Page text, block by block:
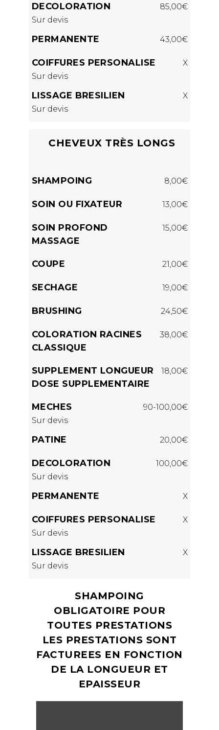
DECOLORATION
85,00€
Sur devis
PERMANENTE 43,00€
COIFFURES PERSONALISE
X
Sur devis
LISSAGE BRESILIEN
X
Sur devis
CHEVEUX TRÈS LONGS
SHAMPOING 8,00€
SOIN OU FIXATEUR 13,00€
SOIN PROFOND
MASSAGE
15,00€
COUPE 21,00€
SECHAGE 19,00€
BRUSHING 24,50€
COLORATION RACINES
CLASSIQUE
38,00€
SUPPLEMENT LONGUEUR
DOSE SUPPLEMENTAIRE
18,00€
MECHES
90-100,00€
Sur devis
PATINE 20,00€
DECOLORATION
100,00€
Sur devis
PERMANENTE X
COIFFURES PERSONALISE
X
Sur devis
LISSAGE BRESILIEN
X
Sur devis
SHAMPOING
OBLIGATOIRE POUR
TOUTES PRESTATIONS
LES PRESTATIONS SONT
FACTUREES EN FONCTION
DE LA LONGUEUR ET
EPAISSEUR